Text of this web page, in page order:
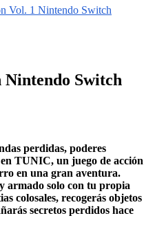
Vol. 1 Nintendo Switch
Switch
perdidas, poderes
TUNIC, un juego de acción
en una gran aventura.
armado solo con tu propia
colosales, recogerás objetos
secretos perdidos hace